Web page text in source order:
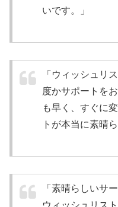
いです。」
「ウィッシュリ
度かサポートを
も早く、すぐに
トが本当に素晴
「素晴らしいサ
ウィッシュリス